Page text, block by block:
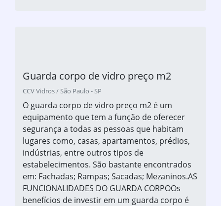
Guarda corpo de vidro preço m2
CCV Vidros / São Paulo - SP
O guarda corpo de vidro preço m2 é um
equipamento que tem a função de oferecer
segurança a todas as pessoas que habitam
lugares como, casas, apartamentos, prédios,
indústrias, entre outros tipos de
estabelecimentos. São bastante encontrados
em: Fachadas; Rampas; Sacadas; Mezaninos.AS
FUNCIONALIDADES DO GUARDA CORPOOs
benefícios de investir em um guarda corpo é